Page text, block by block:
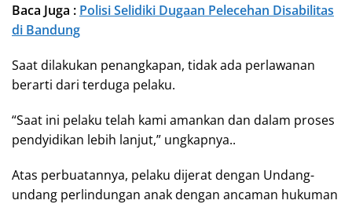
Baca Juga : Polisi Selidiki Dugaan Pelecehan Disabilitas
di Bandung
Saat dilakukan penangkapan, tidak ada perlawanan
berarti dari terduga pelaku.
“Saat ini pelaku telah kami amankan dan dalam proses
pendyidikan lebih lanjut,” ungkapnya..
Atas perbuatannya, pelaku dijerat dengan Undang-
undang perlindungan anak dengan ancaman hukuman